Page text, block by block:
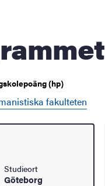
(hp)
fakulteten
Studieort
Göteborg